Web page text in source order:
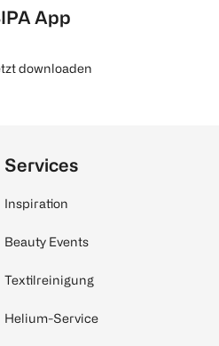
App
downloaden
Services
Inspiration
Beauty Events
Textilreinigung
Helium-Service